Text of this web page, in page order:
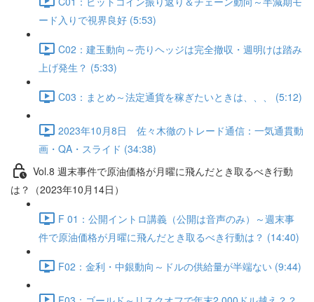
ード入りで視界良好 (5:53)
C02：建玉動向～売りヘッジは完全撤収・週明けは踏み
上げ発生？ (5:33)
C03：まとめ～法定通貨を稼ぎたいときは、、、 (5:12)
2023年10月8日 佐々木徹のトレード通信：一気通貫動
画・QA・スライド (34:38)
Vol.8 週末事件で原油価格が月曜に飛んだとき取るべき行動
は？（2023年10月14日）
F 01：公開イントロ講義（公開は音声のみ）～週末事
件で原油価格が月曜に飛んだとき取るべき行動は？ (14:40)
F02：金利・中銀動向～ドルの供給量が半端ない (9:44)